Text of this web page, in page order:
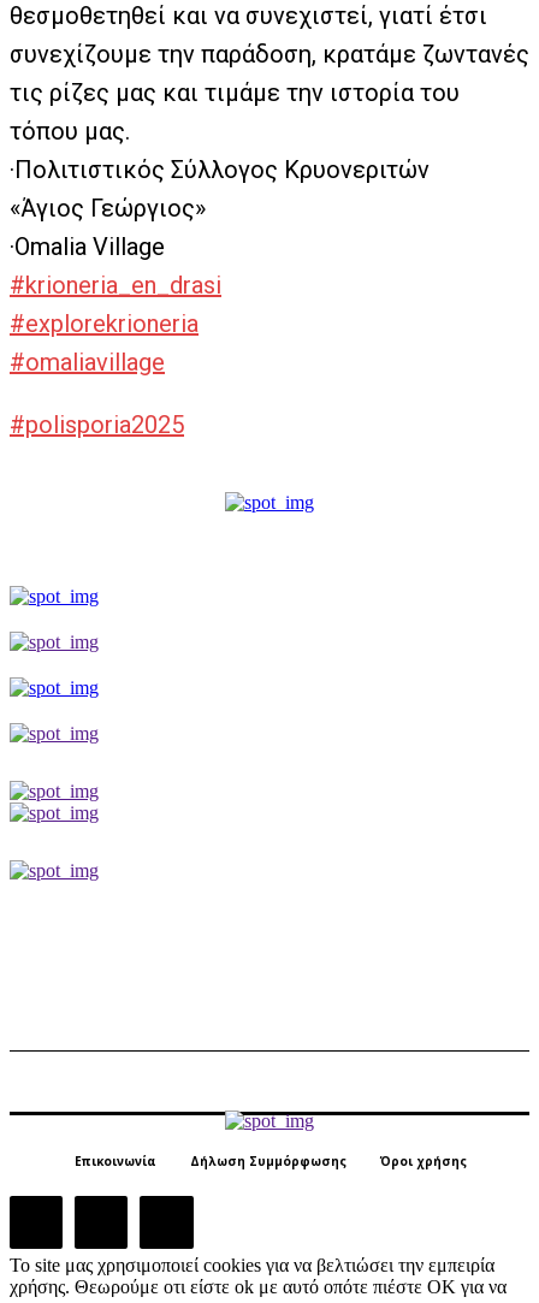
θεσμοθετηθεί και να συνεχιστεί, γιατί έτσι
συνεχίζουμε την παράδοση, κρατάμε ζωντανές
τις ρίζες μας και τιμάμε την ιστορία του
τόπου μας.
·Πολιτιστικός Σύλλογος Κρυονεριτών
«Άγιος Γεώργιος»
·Omalia Village
#krioneria_en_drasi
#explorekrioneria
#omaliavillage
#polisporia2025
Επικοινωνία Δήλωση Συμμόρφωσης Όροι χρήσης
Το site μας χρησιμοποιεί cookies για να βελτιώσει την εμπειρία
χρήσης. Θεωρούμε οτι είστε ok με αυτό οπότε πιέστε ΟΚ για να